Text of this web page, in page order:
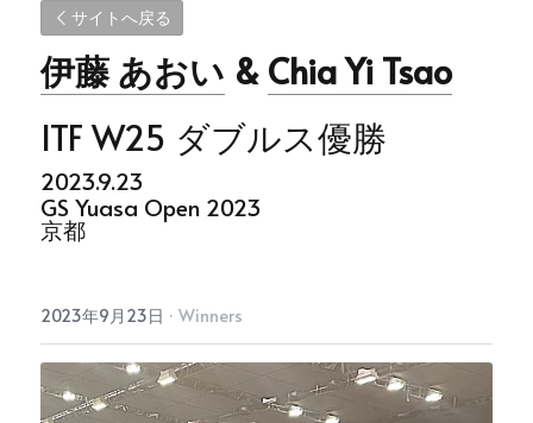
サイトへ戻る
伊藤 あおい & Chia Yi Tsao
ITF W25 ダブルス優勝
2023.9.23
GS Yuasa Open 2023
京都
2023年9月23日 · Winners